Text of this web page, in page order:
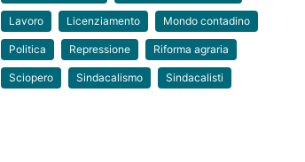
Lavoro Licenziamento Mondo contadino
Politica Repressione Riforma agraria
Sciopero Sindacalismo Sindacalisti